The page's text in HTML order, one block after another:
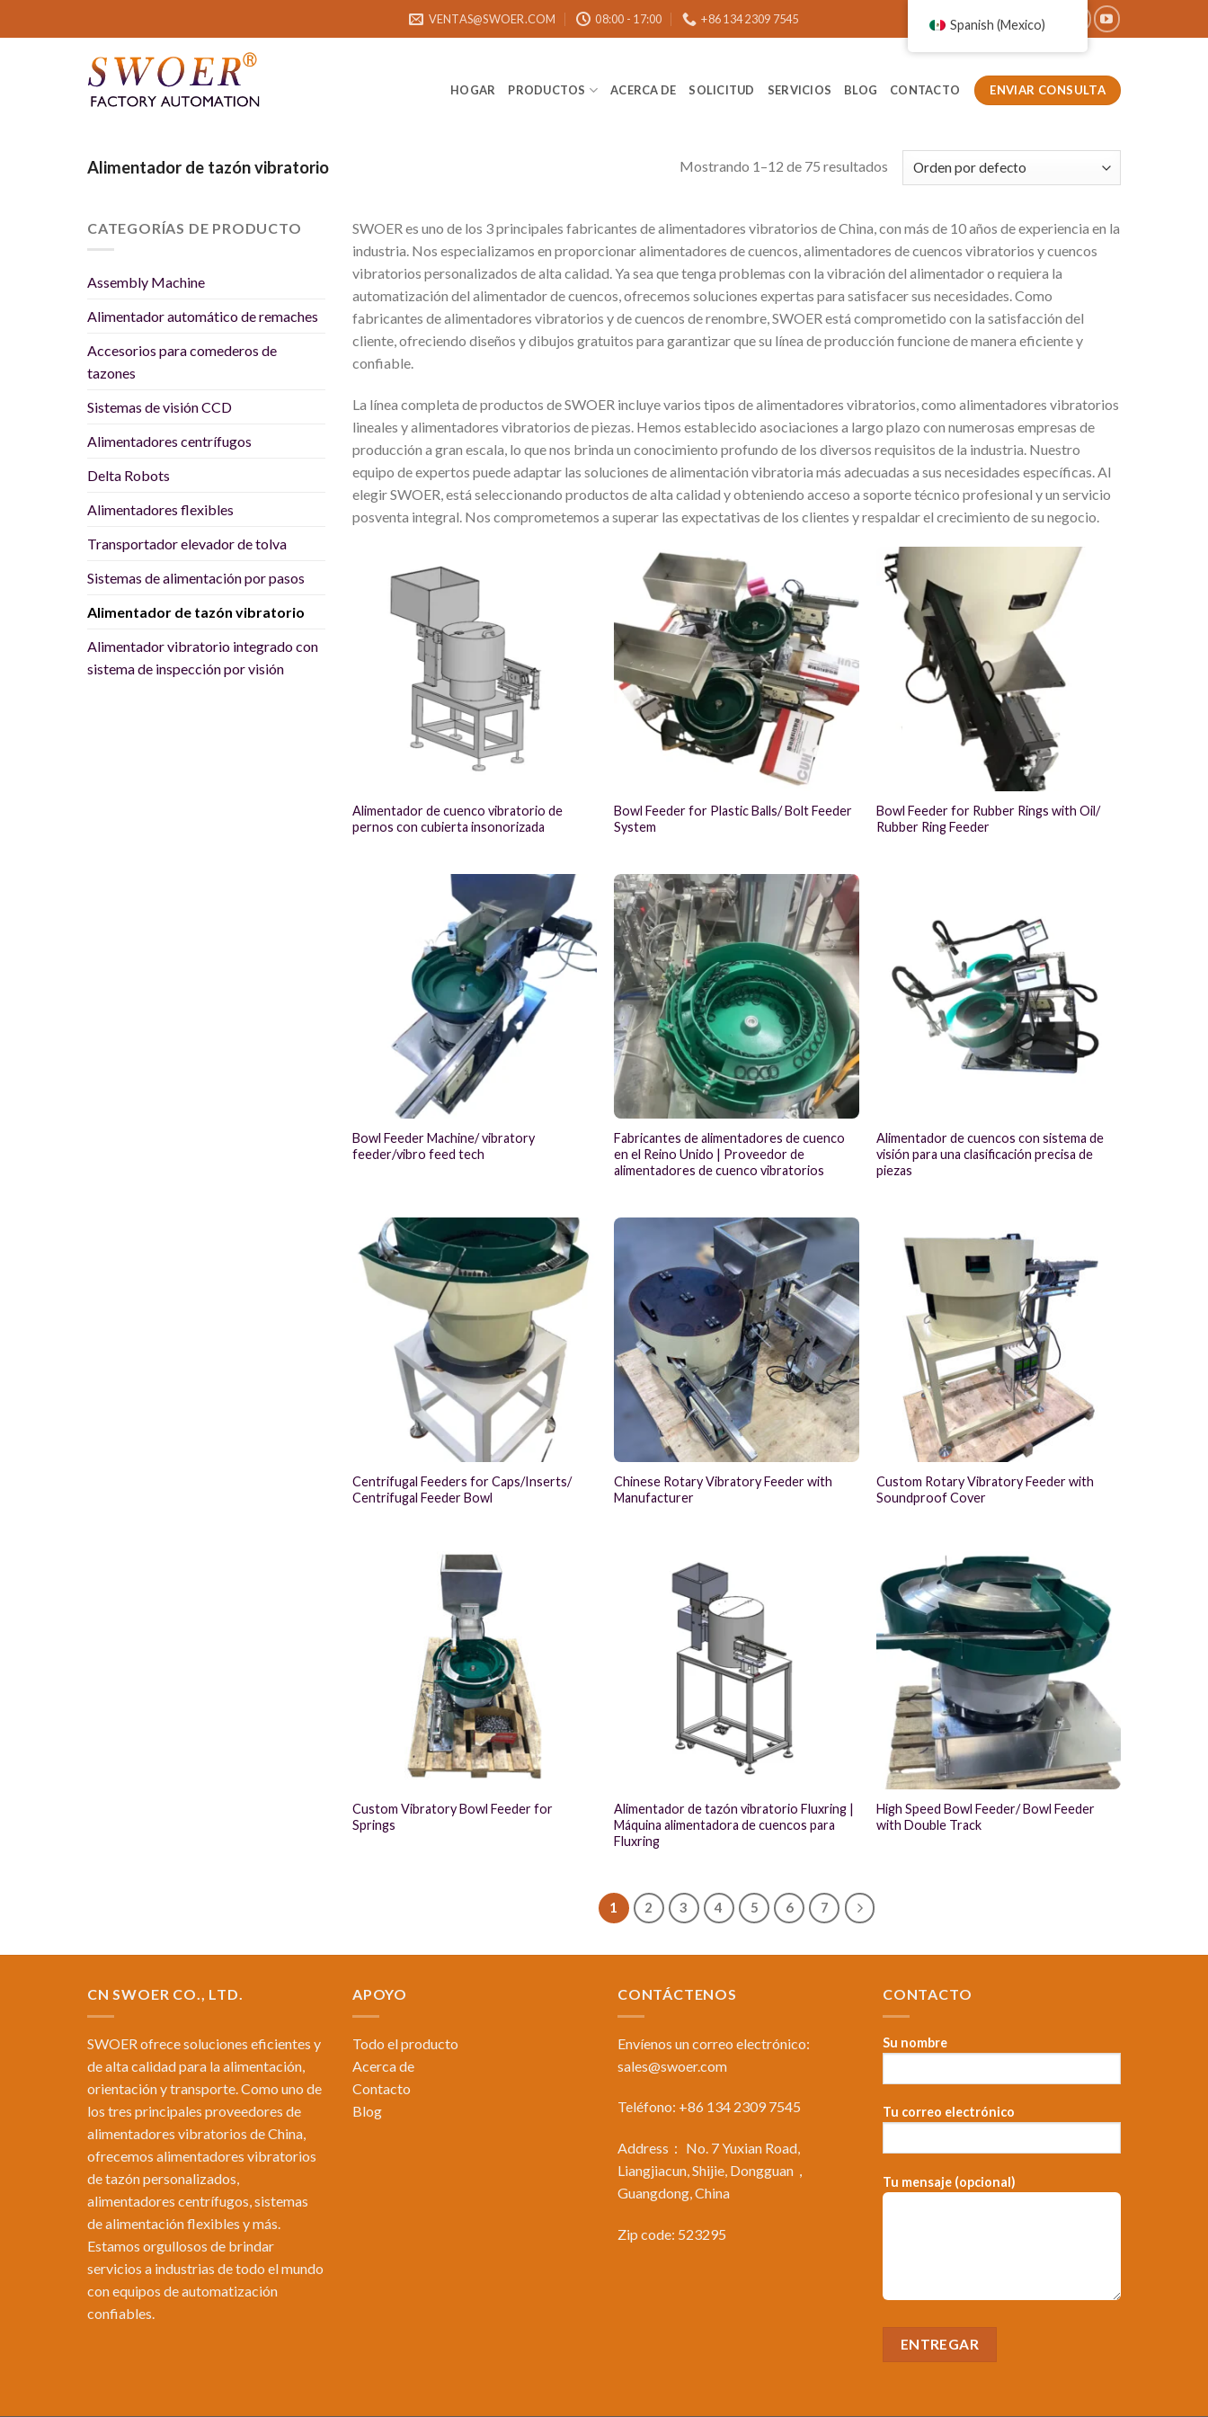
VENTAS@SWOER.COM 08:00 - 17:00 +86 134 2309 7545
HOGAR PRODUCTOS ACERCA DE SOLICITUD SERVICIOS BLOG CONTACTO ENVIAR CONSULTA
Alimentador de tazón vibratorio Mostrando 1–12 de 75 resultados
CATEGORÍAS DE PRODUCTO
Assembly Machine
Alimentador automático de remaches
Accesorios para comederos de
tazones
Sistemas de visión CCD
Alimentadores centrífugos
Delta Robots
Alimentadores flexibles
Transportador elevador de tolva
Sistemas de alimentación por pasos
Alimentador de tazón vibratorio
Alimentador vibratorio integrado con
sistema de inspección por visión
SWOER es uno de los 3 principales fabricantes de alimentadores vibratorios de China, con más de 10 años de experiencia en la
industria. Nos especializamos en proporcionar alimentadores de cuencos, alimentadores de cuencos vibratorios y cuencos
vibratorios personalizados de alta calidad. Ya sea que tenga problemas con la vibración del alimentador o requiera la
automatización del alimentador de cuencos, ofrecemos soluciones expertas para satisfacer sus necesidades. Como
fabricantes de alimentadores vibratorios y de cuencos de renombre, SWOER está comprometido con la satisfacción del
cliente, ofreciendo diseños y dibujos gratuitos para garantizar que su línea de producción funcione de manera eficiente y
confiable.
La línea completa de productos de SWOER incluye varios tipos de alimentadores vibratorios, como alimentadores vibratorios
lineales y alimentadores vibratorios de piezas. Hemos establecido asociaciones a largo plazo con numerosas empresas de
producción a gran escala, lo que nos brinda un conocimiento profundo de los diversos requisitos de la industria. Nuestro
equipo de expertos puede adaptar las soluciones de alimentación vibratoria más adecuadas a sus necesidades específicas. Al
elegir SWOER, está seleccionando productos de alta calidad y obteniendo acceso a soporte técnico profesional y un servicio
posventa integral. Nos comprometemos a superar las expectativas de los clientes y respaldar el crecimiento de su negocio.
Alimentador de cuenco vibratorio de
pernos con cubierta insonorizada
Bowl Feeder for Plastic Balls/ Bolt Feeder
System
Bowl Feeder for Rubber Rings with Oil/
Rubber Ring Feeder
Bowl Feeder Machine/ vibratory
feeder/vibro feed tech
Fabricantes de alimentadores de cuenco
en el Reino Unido | Proveedor de
alimentadores de cuenco vibratorios
Alimentador de cuencos con sistema de
visión para una clasificación precisa de
piezas
Centrifugal Feeders for Caps/Inserts/
Centrifugal Feeder Bowl
Chinese Rotary Vibratory Feeder with
Manufacturer
Custom Rotary Vibratory Feeder with
Soundproof Cover
Custom Vibratory Bowl Feeder for
Springs
Alimentador de tazón vibratorio Fluxring |
Máquina alimentadora de cuencos para
Fluxring
High Speed Bowl Feeder/ Bowl Feeder
with Double Track
1 2 3 4 5 6 7
CN SWOER CO., LTD.
SWOER ofrece soluciones eficientes y
de alta calidad para la alimentación,
orientación y transporte. Como uno de
los tres principales proveedores de
alimentadores vibratorios de China,
ofrecemos alimentadores vibratorios
de tazón personalizados,
alimentadores centrífugos, sistemas
de alimentación flexibles y más.
Estamos orgullosos de brindar
servicios a industrias de todo el mundo
con equipos de automatización
confiables.
APOYO
Todo el producto
Acerca de
Contacto
Blog
CONTÁCTENOS
Envíenos un correo electrónico:
sales@swoer.com
Teléfono: +86 134 2309 7545
Address： No. 7 Yuxian Road,
Liangjiacun, Shijie, Dongguan，
Guangdong, China
Zip code: 523295
CONTACTO
Su nombre
Tu correo electrónico
Tu mensaje (opcional)
Spanish (Mexico)